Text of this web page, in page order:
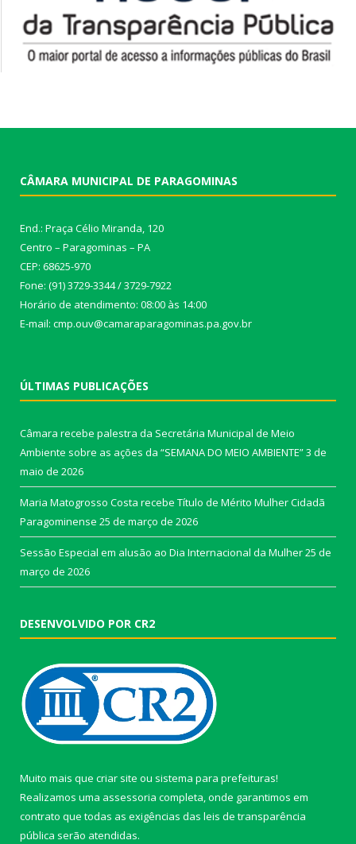
CÂMARA MUNICIPAL DE PARAGOMINAS
End.: Praça Célio Miranda, 120
Centro – Paragominas – PA
CEP: 68625-970
Fone: (91) 3729-3344 / 3729-7922
Horário de atendimento: 08:00 às 14:00
E-mail: cmp.ouv@camaraparagominas.pa.gov.br
ÚLTIMAS PUBLICAÇÕES
Câmara recebe palestra da Secretária Municipal de Meio
Ambiente sobre as ações da “SEMANA DO MEIO AMBIENTE”3 de
maio de 2026
Maria Matogrosso Costa recebe Título de Mérito Mulher Cidadã
Paragominense 25 de março de 2026
Sessão Especial em alusão ao Dia Internacional da Mulher25 de
março de 2026
DESENVOLVIDO POR CR2
Muito mais que criar site ou sistema para prefeituras!
Realizamos uma assessoria completa, onde garantimos em
contrato que todas as exigências das leis de transparência
pública serão atendidas.